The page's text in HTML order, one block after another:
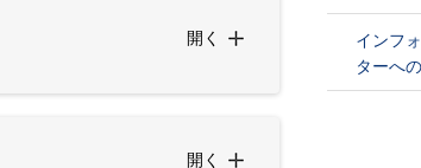
開く
開く
インフ
ターへ